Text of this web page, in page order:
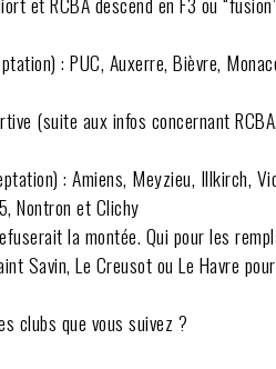
: PUC, Auxerre, Bièvre,
(suite aux infos concernant
: Amiens, Meyzieu, Illkirch,
Nontron et Clichy
la montée. Qui pour les
Savin, Le Creusot ou Le Havre
clubs que vous suivez ?